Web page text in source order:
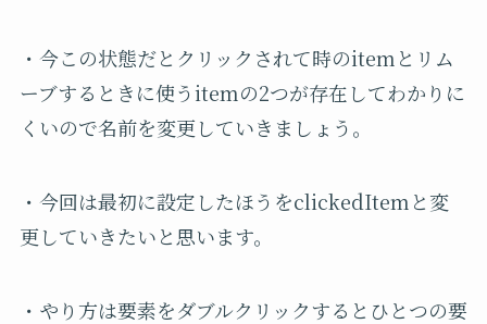
・今この状態だとクリックされて時のitemとリム
ーブするときに使うitemの2つが存在してわかりに
くいので名前を変更していきましょう。
・今回は最初に設定したほうをclickedItemと変
更していきたいと思います。
・やり方は要素をダブルクリックするとひとつの要